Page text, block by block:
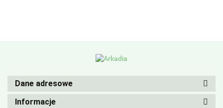
Dane adresowe
Informacje